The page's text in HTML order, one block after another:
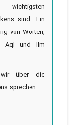
wichtigsten
sind. Ein
von Worten,
Aql und Ilm
wir über die
sprechen.